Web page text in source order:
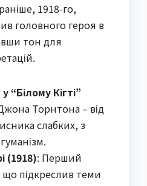
1918-го,
головного героя в
тон для
“Білому Кігті”
Торнтона – від
слабких, з
(1918): Перший
що підкреслив теми